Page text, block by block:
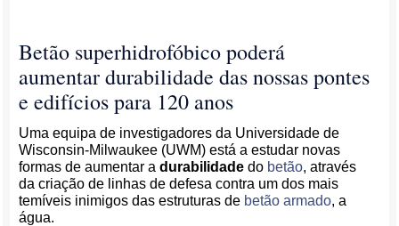
Betão superhidrofóbico poderá
aumentar durabilidade das nossas pontes
e edifícios para 120 anos
Uma equipa de investigadores da Universidade de
Wisconsin-Milwaukee (UWM) está a estudar novas
formas de aumentar adurabilidade do betão, através
da criação de linhas de defesa contra um dos mais
temíveis inimigos das estruturas de betão armado, a
água.